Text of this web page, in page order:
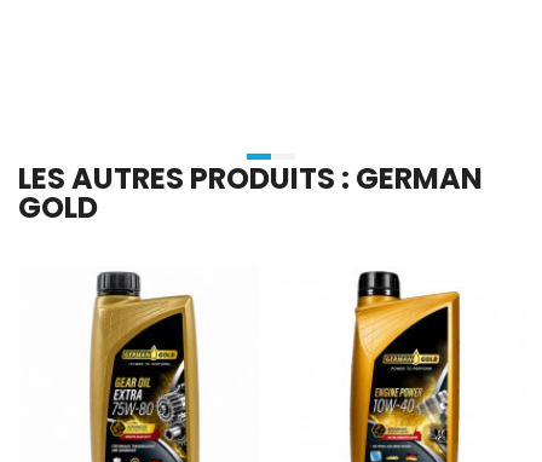
LES AUTRES PRODUITS : GERMAN
GOLD